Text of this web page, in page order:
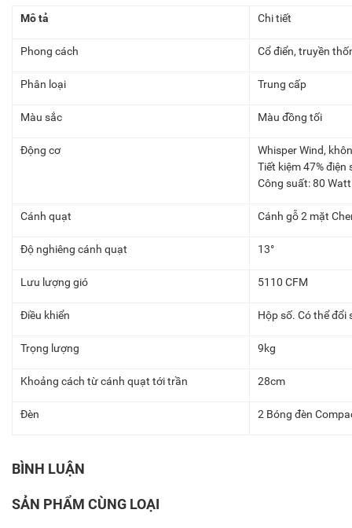
Mô tả Chi tiết
Phong cách Cổ điển, truyền
Phân loại Trung cấp
Màu sắc Màu đồng tối
Động cơ
Whisper Wind,
Tiết kiệm 47%
Công suất: 80 Watt
Cánh quạt Cánh gỗ 2 mặt
Độ nghiêng cánh quạt 13°
Lưu lượng gió 5110 CFM
Điều khiển Hộp số. Có thể đổi
Trọng lượng 9kg
Khoảng cách từ cánh quạt tới trần 28cm
Đèn 2 Bóng đèn
BÌNH LUẬN
SẢN PHẨM CÙNG LOẠI